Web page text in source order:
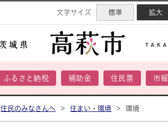
文字サイズ 標準 拡大
ふるさと納税 補助金 住民票 市報
住民のみなさんへ > 住まい・環境 > 環境